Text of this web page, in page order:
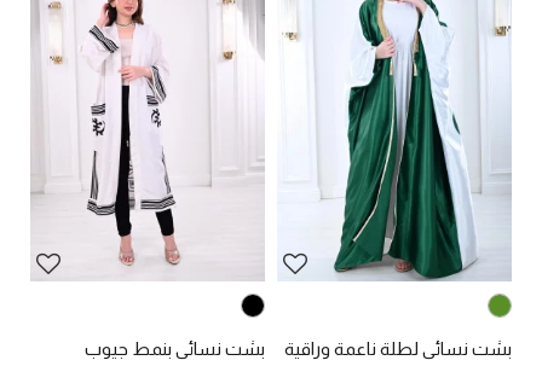
بشت نسائي لطلة ناعمة وراقية بشت نسائي بنمط جيوب